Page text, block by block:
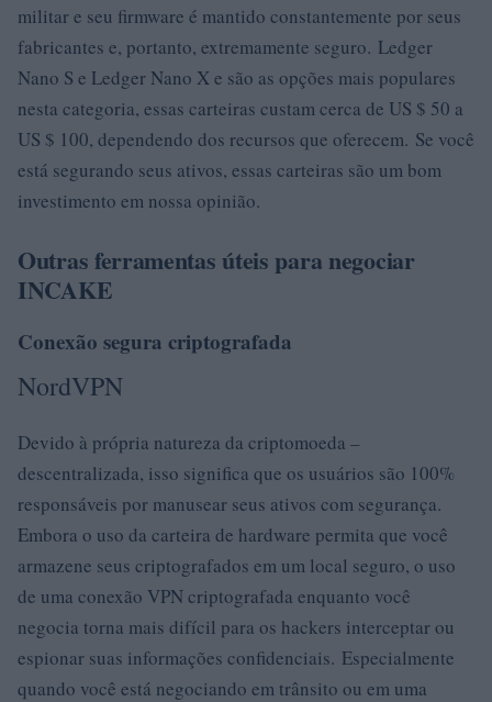
militar e seu firmware é mantido constantemente por seus
fabricantes e, portanto, extremamente seguro. Ledger
Nano S e Ledger Nano X e são as opções mais populares
nesta categoria, essas carteiras custam cerca de US $ 50 a
US $ 100, dependendo dos recursos que oferecem. Se você
está segurando seus ativos, essas carteiras são um bom
investimento em nossa opinião.
Outras ferramentas úteis para negociar
INCAKE
Conexão segura criptografada
NordVPN
Devido à própria natureza da criptomoeda –
descentralizada, isso significa que os usuários são 100%
responsáveis ​​por manusear seus ativos com segurança.
Embora o uso da carteira de hardware permita que você
armazene seus criptografados em um local seguro, o uso
de uma conexão VPN criptografada enquanto você
negocia torna mais difícil para os hackers interceptar ou
espionar suas informações confidenciais. Especialmente
quando você está negociando em trânsito ou em uma